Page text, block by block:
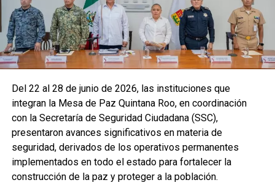
Del 22 al 28 de junio de 2026, las instituciones que
integran la Mesa de Paz Quintana Roo, en coordinación
con la Secretaría de Seguridad Ciudadana (SSC),
presentaron avances significativos en materia de
seguridad, derivados de los operativos permanentes
implementados en todo el estado para fortalecer la
construcción de la paz y proteger a la población.